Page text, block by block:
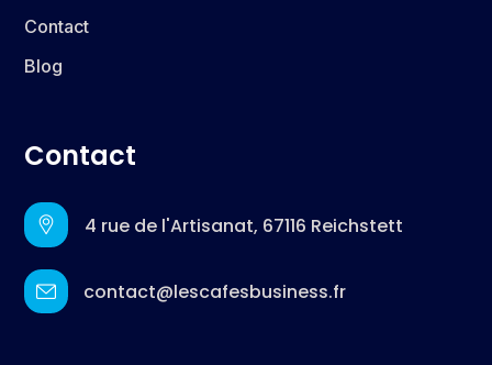
Contact
Blog
Contact
4 rue de l'Artisanat, 67116 Reichstett
contact@lescafesbusiness.fr